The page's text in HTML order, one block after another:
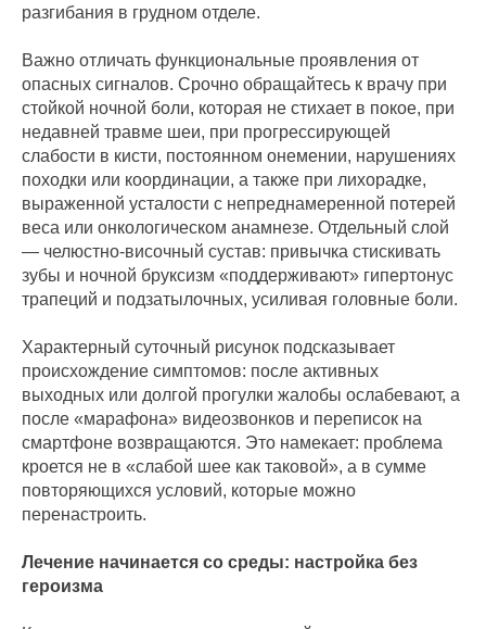
разгибания в грудном отделе.
Важно отличать функциональные проявления от
опасных сигналов. Срочно обращайтесь к врачу при
стойкой ночной боли, которая не стихает в покое, при
недавней травме шеи, при прогрессирующей
слабости в кисти, постоянном онемении, нарушениях
походки или координации, а также при лихорадке,
выраженной усталости с непреднамеренной потерей
веса или онкологическом анамнезе. Отдельный слой
— челюстно‑височный сустав: привычка стискивать
зубы и ночной бруксизм «поддерживают» гипертонус
трапеций и подзатылочных, усиливая головные боли.
Характерный суточный рисунок подсказывает
происхождение симптомов: после активных
выходных или долгой прогулки жалобы ослабевают, а
после «марафона» видеозвонков и переписок на
смартфоне возвращаются. Это намекает: проблема
кроется не в «слабой шее как таковой», а в сумме
повторяющихся условий, которые можно
перенастроить.
Лечение начинается со среды: настройка без
героизма